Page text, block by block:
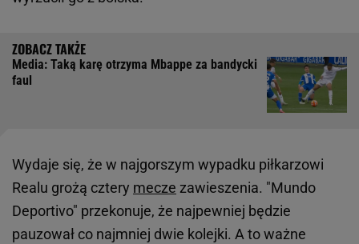
Media: Taką karę otrzyma Mbappe za bandycki
faul
Wydaje się, że w najgorszym wypadku piłkarzowi
Realu grożą cztery mecze zawieszenia. "Mundo
Deportivo" przekonuje, że najpewniej będzie
pauzował co najmniej dwie kolejki. A to ważne